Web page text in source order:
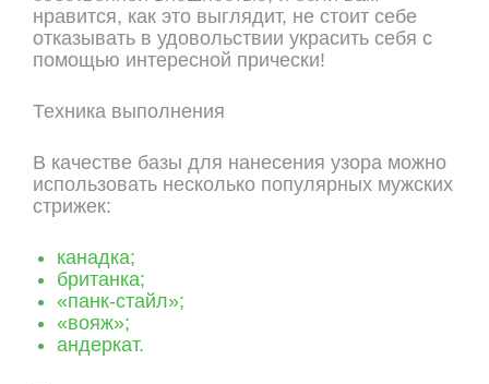
нравится, как это выглядит, не стоит себе
отказывать в удовольствии украсить себя с
помощью интересной прически!
Техника выполнения
В качестве базы для нанесения узора можно
использовать несколько популярных мужских
стрижек:
канадка;
британка;
«панк-стайл»;
«вояж»;
андеркат.